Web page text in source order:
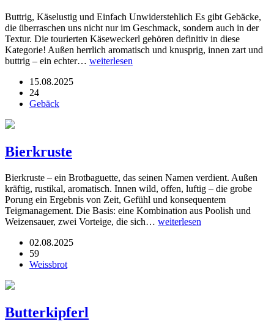
Buttrig, Käselustig und Einfach Unwiderstehlich Es gibt Gebäcke,
die überraschen uns nicht nur im Geschmack, sondern auch in der
Textur. Die tourierten Käseweckerl gehören definitiv in diese
Kategorie! Außen herrlich aromatisch und knusprig, innen zart und
buttrig – ein echter… weiterlesen
15.08.2025
24
Gebäck
Bierkruste
Bierkruste – ein Brotbaguette, das seinen Namen verdient. Außen
kräftig, rustikal, aromatisch. Innen wild, offen, luftig – die grobe
Porung ein Ergebnis von Zeit, Gefühl und konsequentem
Teigmanagement. Die Basis: eine Kombination aus Poolish und
Weizensauer, zwei Vorteige, die sich… weiterlesen
02.08.2025
59
Weissbrot
Butterkipferl